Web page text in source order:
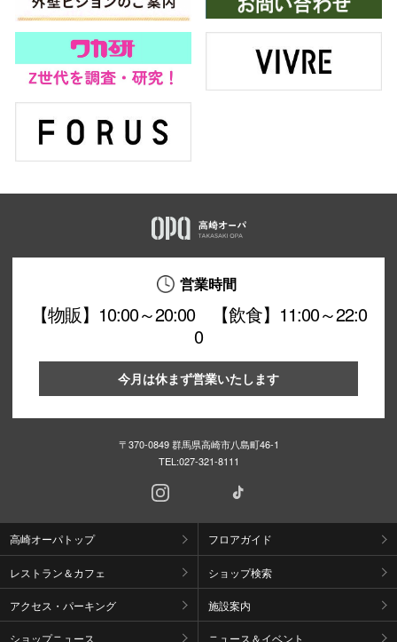
営業時間
【物販】10:00～20:00 【飲食】11:00～22:0
0
今月は休まず営業いたします
〒370-0849 群馬県高崎市八島町46-1
TEL:027-321-8111
高崎オーパトップ フロアガイド
レストラン＆カフェ ショップ検索
アクセス・パーキング 施設案内
ショップニュース ニュース＆イベント